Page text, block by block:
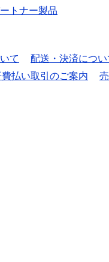
トナー製品
て 配送・決済につい
払い取引のご案内